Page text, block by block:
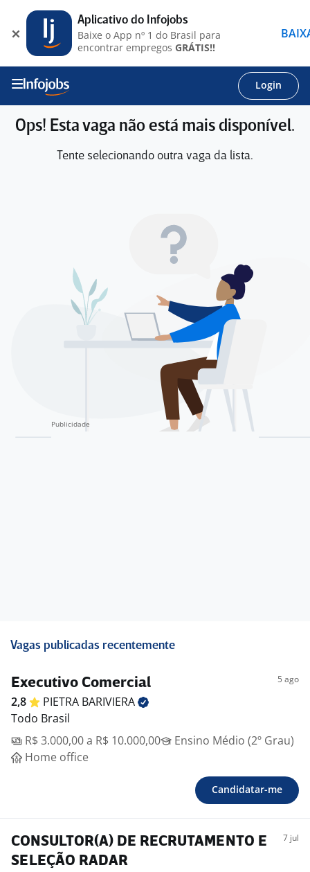
Login
Ops! Esta vaga não está mais disponível.
Tente selecionando outra vaga da lista.
Vagas publicadas recentemente
Executivo Comercial 5 ago
2,8 PIETRA BARIVIERA
Todo Brasil
R$ 3.000,00 a R$ 10.000,00
Ensino Médio (2º Grau)
Home office
Candidatar-me
CONSULTOR(A) DE RECRUTAMENTO E
SELEÇÃO RADAR
7 jul
Aplicativo do Infojobs
Baixe o App nº 1 do Brasil para
encontrar empregos GRÁTIS!!